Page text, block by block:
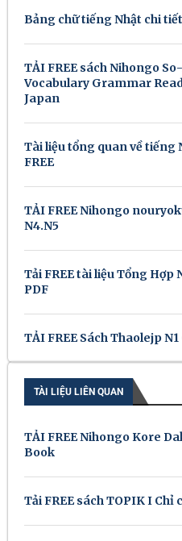
Bảng chữ tiếng Nhật chi tiết
TẢI FREE sách Nihongo
Vocabulary Grammar
Japan
Tài liệu tổng quan về tiếng
FREE
TẢI FREE Nihongo
N4.N5
Tải FREE tài liệu Tổng Hợp
PDF
TẢI FREE Sách Thaolejp
TÀI LIỆU LIÊN QUAN
TẢI FREE Nihongo Kore
Book
Tải FREE sách TOPIK I Chỉ